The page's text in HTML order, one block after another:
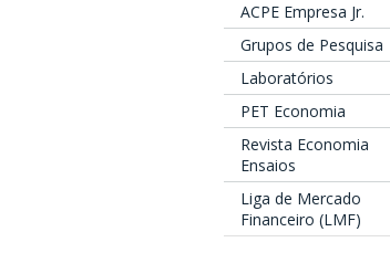
ACPE Empresa Jr.
Grupos de Pesquisa
Laboratórios
PET Economia
Revista Economia
Ensaios
Liga de Mercado
Financeiro (LMF)